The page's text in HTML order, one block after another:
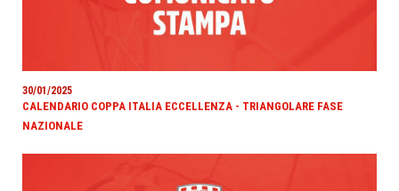
30/01/2025
CALENDARIO COPPA ITALIA ECCELLENZA - TRIANGOLARE FASE
NAZIONALE